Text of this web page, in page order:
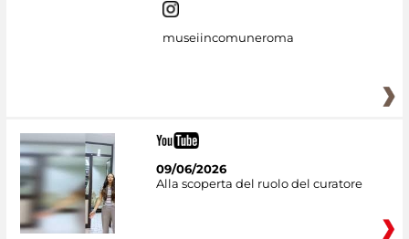
museiincomuneroma
09/06/2026
Alla scoperta del ruolo del curatore